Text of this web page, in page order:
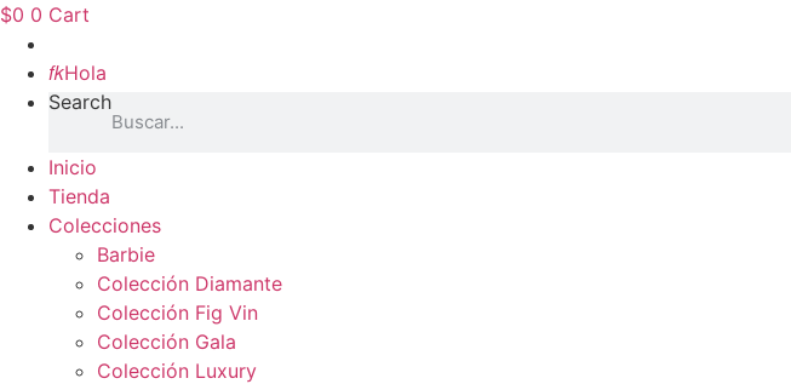
$0 0 Cart
Hola
Search
Inicio
Tienda
Colecciones
Barbie
Colección Diamante
Colección Fig Vin
Colección Gala
Colección Luxury